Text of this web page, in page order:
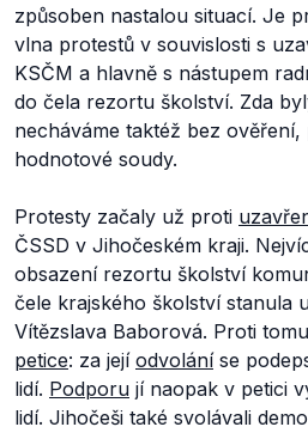
způsoben nastalou situací. Je
vlna protestů v souvislosti s
KSČM a hlavně s nástupem
do čela rezortu školství. Zda
necháváme taktéž bez
hodnotové soudy.
Protesty začaly už proti
ČSSD v Jihočeském kraji.
obsazení rezortu školství
čele krajského školství stanula
Vítězslava Baborová. Proti
petice: za její odvoláníse
lidí. Podporu jí naopak v petici
lidí. Jihočeši také svolávali